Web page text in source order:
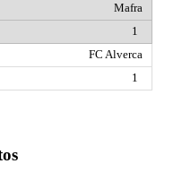
Mafra
1
FC Alverca
1